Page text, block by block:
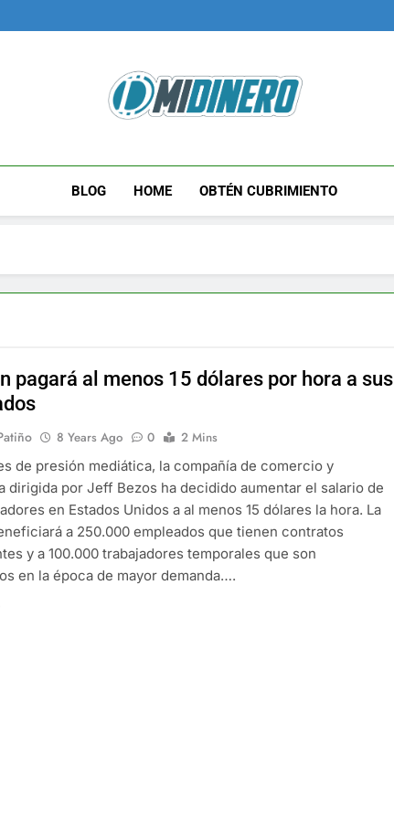
Midinero.co
BLOG HOME OBTÉN CUBRIMIENTO
pagará al menos 15 dólares por hora a sus
8 Years Ago 0
2 Mins
de presión mediática, la compañía de comercio y
dirigida por Jeff Bezos ha decidido aumentar el salario de
en Estados Unidos a al menos 15 dólares la hora. La
a 250.000 empleados que tienen contratos
y a 100.000 trabajadores temporales que son
en la época de mayor demanda….